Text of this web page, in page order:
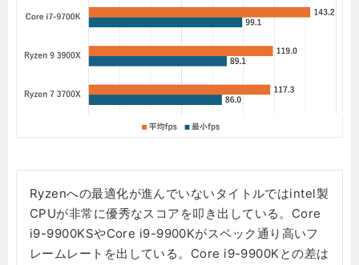
Ryzenへの最適化が進んでいないタイトルではintel製
CPUが非常に優秀なスコアを叩き出している。Core
i9-9900KSやCore i9-9900Kがスペック通り高いフ
レームレートを出している。Core i9-9900Kとの差は